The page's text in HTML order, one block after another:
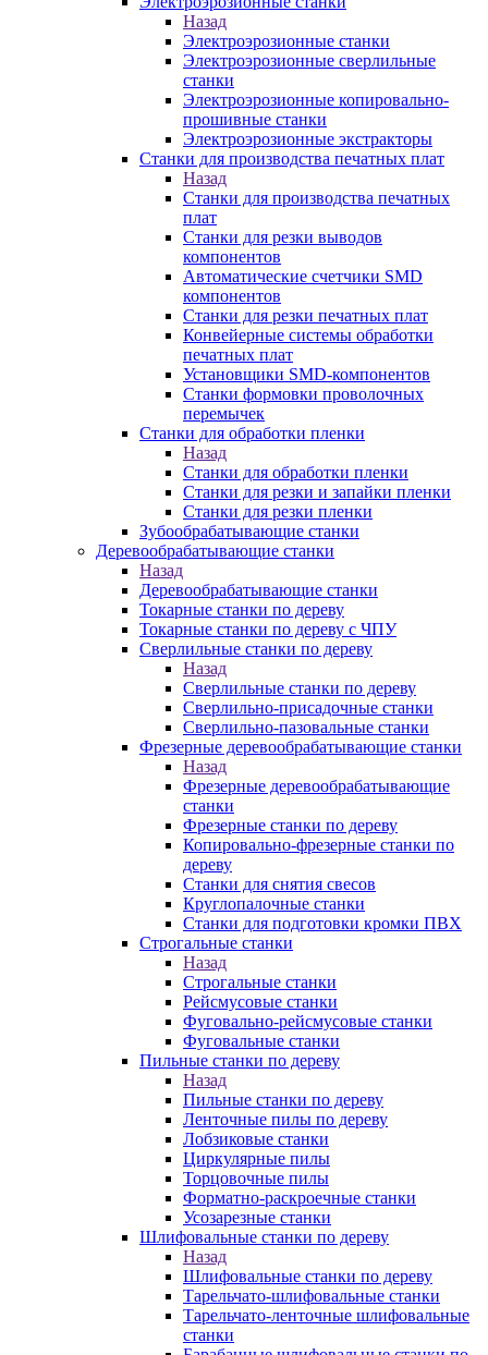
Назад
Электроэрозионные станки
Электроэрозионные сверлильные
станки
Электроэрозионные копировально-
прошивные станки
Электроэрозионные экстракторы
Станки для производства печатных плат
Назад
Станки для производства печатных
плат
Станки для резки выводов
компонентов
Автоматические счетчики SMD
компонентов
Станки для резки печатных плат
Конвейерные системы обработки
печатных плат
Установщики SMD-компонентов
Станки формовки проволочных
перемычек
Станки для обработки пленки
Назад
Станки для обработки пленки
Станки для резки и запайки пленки
Станки для резки пленки
Зубообрабатывающие станки
Деревообрабатывающие станки
Назад
Деревообрабатывающие станки
Токарные станки по дереву
Токарные станки по дереву с ЧПУ
Сверлильные станки по дереву
Назад
Сверлильные станки по дереву
Сверлильно-присадочные станки
Сверлильно-пазовальные станки
Фрезерные деревообрабатывающие станки
Назад
Фрезерные деревообрабатывающие
станки
Фрезерные станки по дереву
Копировально-фрезерные станки по
дереву
Станки для снятия свесов
Круглопалочные станки
Станки для подготовки кромки ПВХ
Строгальные станки
Назад
Строгальные станки
Рейсмусовые станки
Фуговально-рейсмусовые станки
Фуговальные станки
Пильные станки по дереву
Назад
Пильные станки по дереву
Ленточные пилы по дереву
Лобзиковые станки
Циркулярные пилы
Торцовочные пилы
Форматно-раскроечные станки
Усозарезные станки
Шлифовальные станки по дереву
Назад
Шлифовальные станки по дереву
Тарельчато-шлифовальные станки
Тарельчато-ленточные шлифовальные
станки